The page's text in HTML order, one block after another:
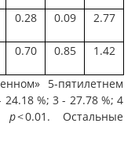
0.28 0.09 2.77
0.70 0.85 1.42
5-пятилетнем
%; 3 - 27.78 %; 4
p< 0.01. Остальные